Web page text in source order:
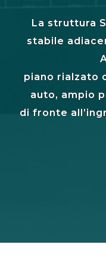
La struttura
stabile
piano rialzato
auto, ampio
di fronte